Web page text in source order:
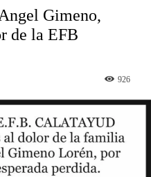
Gimeno,
de la EFB
926